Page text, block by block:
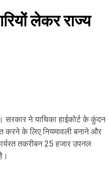
लेकर राज्य
सरकार ने याचिका हाईकोर्ट के कुंदन
करने के लिए नियमावली बनाने और
तकरीबन 25 हजार उपनल